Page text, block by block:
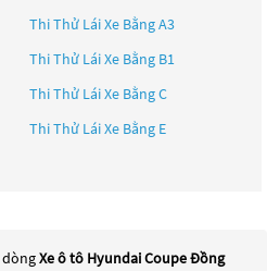
Thi Thử Lái Xe Bằng A3
Thi Thử Lái Xe Bằng B1
Thi Thử Lái Xe Bằng C
Thi Thử Lái Xe Bằng E
Xe ô tô Hyundai Coupe Đồng